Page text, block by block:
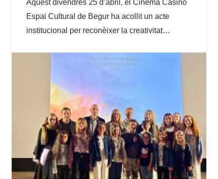
Aquest divendres 25 d’abril, el Cinema Casino
Espai Cultural de Begur ha acollit un acte
institucional per reconèixer la creativitat…